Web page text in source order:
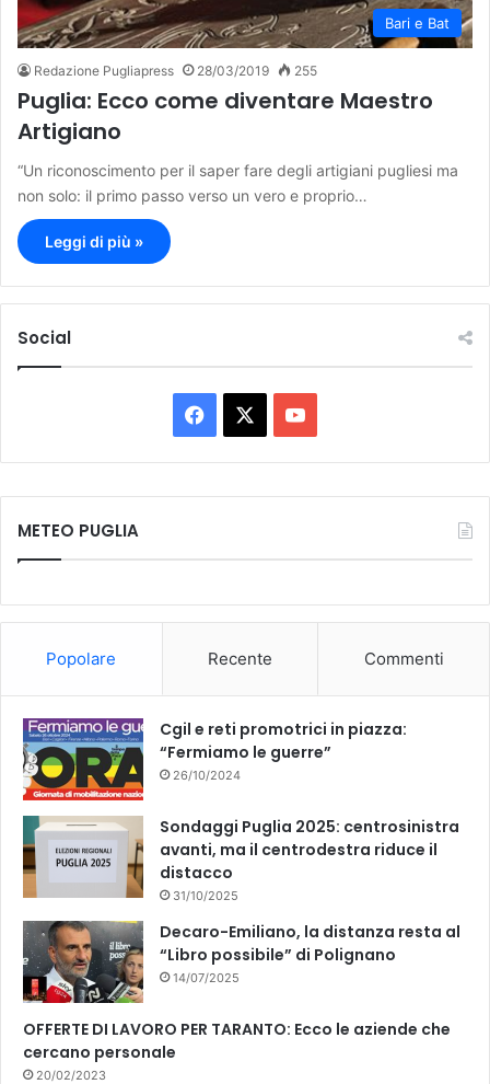
Bari e Bat
Redazione Pugliapress 28/03/2019 255
Puglia: Ecco come diventare Maestro
Artigiano
“Un riconoscimento per il saper fare degli artigiani pugliesi ma
non solo: il primo passo verso un vero e proprio…
Leggi di più »
Social
a
c
k
o
u
METEO PUGLIA
Popolare Recente Commenti
Cgil e reti promotrici in piazza:
“Fermiamo le guerre”
26/10/2024
Sondaggi Puglia 2025: centrosinistra
avanti, ma il centrodestra riduce il
distacco
31/10/2025
Decaro-Emiliano, la distanza resta al
“Libro possibile” di Polignano
14/07/2025
OFFERTE DI LAVORO PER TARANTO: Ecco le aziende che
cercano personale
20/02/2023